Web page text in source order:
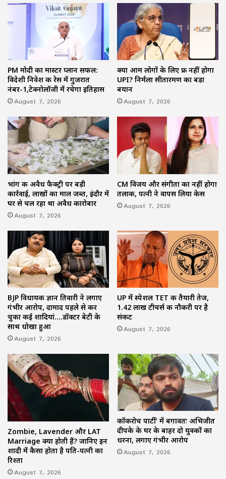
PM मोदी का मास्टर प्लान सफल:
विदेशी निवेश की रेस में गुजरात
नंबर-1,टेक्नोलॉजी में रचेगा इतिहास
August 7, 2026
क्या आम लोगों के लिए फ्री नहीं होगा
UPI? निर्मला सीतारमण का बड़ा
बयान
August 7, 2026
भांग की अवैध फैक्ट्री पर बड़ी
कार्रवाई, लाखों का माल जब्त, इंदौर में
घर से चल रहा था अवैध कारोबार
August 7, 2026
CM विजय और संगीता का नहीं होगा
तलाक, पत्नी ने वापस लिया केस
August 7, 2026
BJP विधायक ज्ञान तिवारी ने लगाए
गंभीर आरोप, दामाद पहले से कर
चुका कई शादियां….डॉक्टर बेटी के
साथ धोखा हुआ
August 7, 2026
UP में स्पेशल TET की तैयारी तेज,
1.42 लाख टीचर्स की नौकरी पर है
संकट
August 7, 2026
Zombie, Lavender और LAT
Marriage क्या होती हैं? जानिए इन
शादी में कैसा होता है पति-पत्नी का
रिश्ता
August 7, 2026
कॉकरोच पार्टी’ में बगावतः अभिजीत
दीपके के घर के बाहर दो युवकों का
धरना, लगाए गंभीर आरोप
August 7, 2026